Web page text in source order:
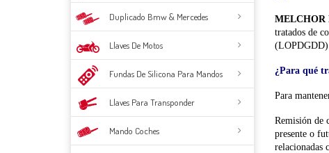
Duplicado Bmw & Mercedes
Llaves De Motos
Fundas De Silicona Para Mandos
Llaves Para Transponder
Mando Coches
MELCHOR
tratados de
¿Para qué
Para
Remisión de
presente o
relacionadas